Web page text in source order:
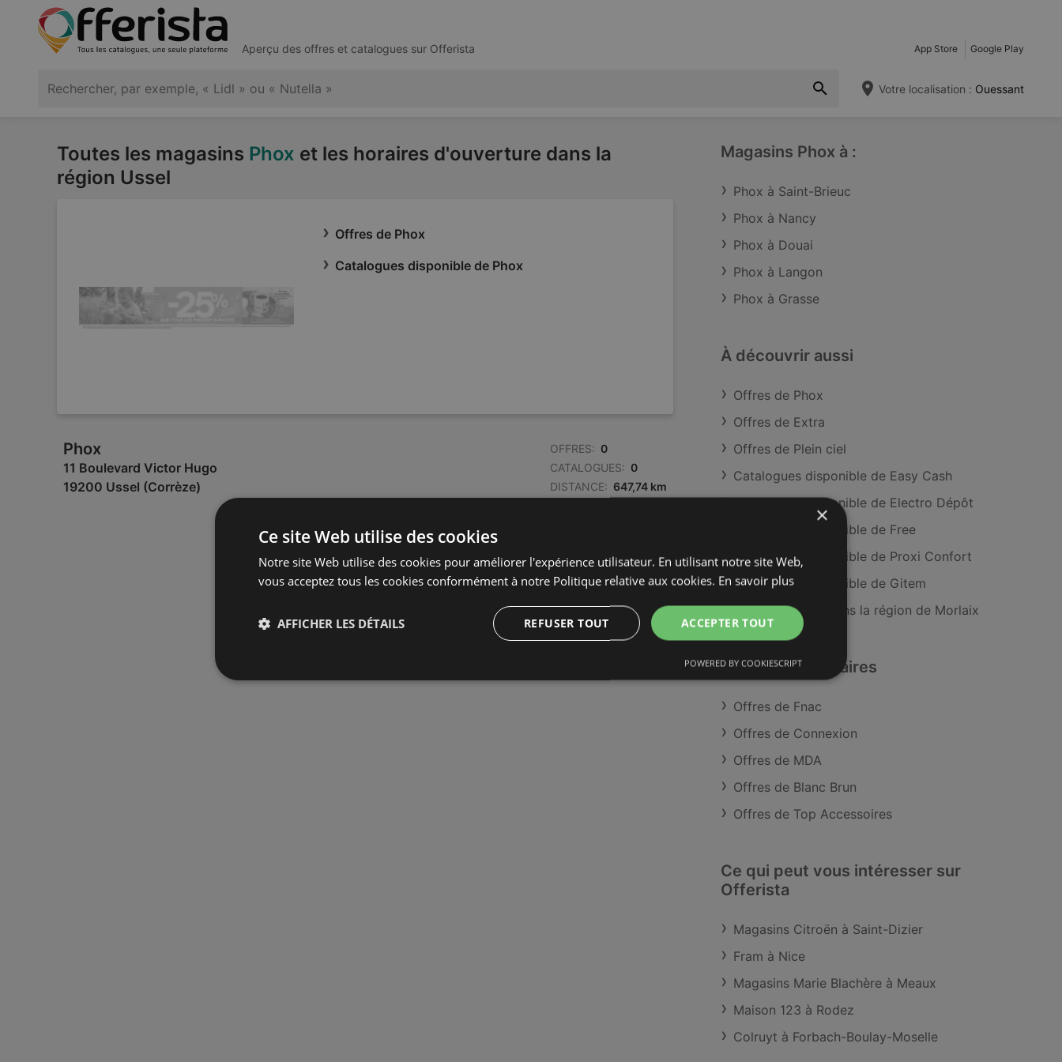
Aperçu des offres et catalogues sur Offerista App Store Google Play
Votre localisation : Ouessant
Toutes les magasins Phox et les horaires d'ouverture dans la
région Ussel
Offres de Phox
Catalogues disponible de Phox
Phox
11 Boulevard Victor Hugo
19200 Ussel (Corrèze)
OFFRES: 0
CATALOGUES: 0
DISTANCE: 647,74 km
Magasins Phox à :
Phox à Saint-Brieuc
Phox à Nancy
Phox à Douai
Phox à Langon
Phox à Grasse
À découvrir aussi
Offres de Phox
Offres de Extra
Offres de Plein ciel
Catalogues disponible de Easy Cash
Catalogues disponible de Electro Dépôt
Catalogues disponible de Free
Catalogues disponible de Proxi Confort
Catalogues disponible de Gitem
Magasins Phox dans la région de Morlaix
Détaillants similaires
Offres de Fnac
Offres de Connexion
Offres de MDA
Offres de Blanc Brun
Offres de Top Accessoires
Ce qui peut vous intéresser sur
Offerista
Magasins Citroën à Saint-Dizier
Fram à Nice
Magasins Marie Blachère à Meaux
Maison 123 à Rodez
Colruyt à Forbach-Boulay-Moselle
×
Ce site Web utilise des cookies
Notre site Web utilise des cookies pour améliorer l'expérience utilisateur. En utilisant notre site Web,
vous acceptez tous les cookies conformément à notre Politique relative aux cookies. En savoir plus
ACCEPTER TOUT
REFUSER TOUT
AFFICHER LES DÉTAILS
POWERED BY COOKIESCRIPT